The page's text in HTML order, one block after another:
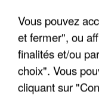
APRÈS TOUTES
DE FAUNE
Vous pouvez
et fermer", ou
finalités et/ou
choix". Vous
cliquant sur